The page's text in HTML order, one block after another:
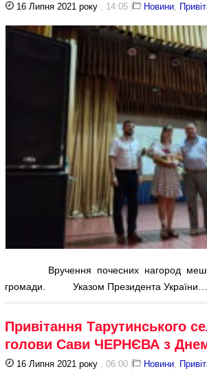
16 Липня 2021 року , 14:05 | Новини
Вручення почесних нагород
громади. Указом Президента
Привітання Тарутинського
голови Сави ЧЕРНЄВА з
16 Липня 2021 року , 06:00 | Новини,